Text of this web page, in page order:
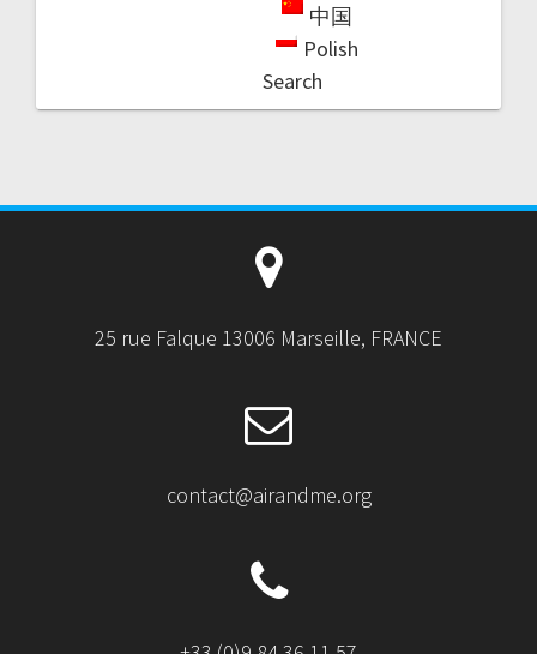
中国
Polish
Search
25 rue Falque 13006 Marseille, FRANCE
contact@airandme.org